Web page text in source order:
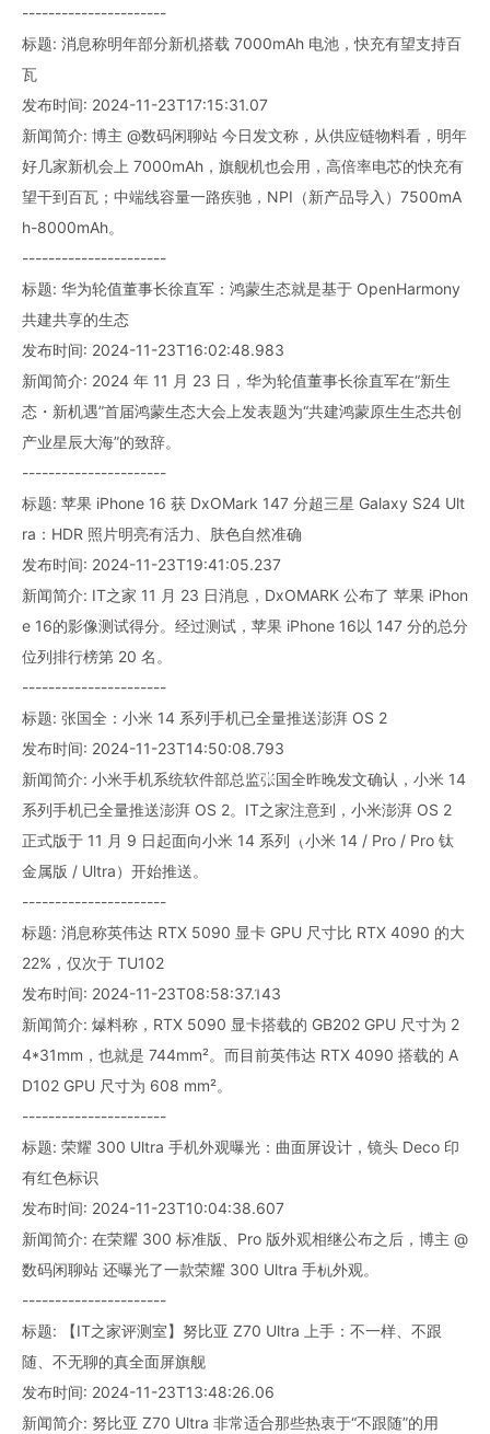
----------------------
标题: 消息称明年部分新机搭载 7000mAh 电池，快充有望支持百
瓦
发布时间: 2024-11-23T17:15:31.07
新闻简介: 博主 @数码闲聊站 今日发文称，从供应链物料看，明年
好几家新机会上 7000mAh，旗舰机也会用，高倍率电芯的快充有
望干到百瓦；中端线容量一路疾驰，NPI（新产品导入）7500mA
h-8000mAh。
----------------------
标题: 华为轮值董事长徐直军：鸿蒙生态就是基于 OpenHarmony
共建共享的生态
发布时间: 2024-11-23T16:02:48.983
新闻简介: 2024 年 11 月 23 日，华为轮值董事长徐直军在“新生
态・新机遇”首届鸿蒙生态大会上发表题为“共建鸿蒙原生生态共创
产业星辰大海”的致辞。
----------------------
标题: 苹果 iPhone 16 获 DxOMark 147 分超三星 Galaxy S24 Ult
ra：HDR 照片明亮有活力、肤色自然准确
发布时间: 2024-11-23T19:41:05.237
新闻简介: IT之家 11 月 23 日消息，DxOMARK 公布了 苹果 iPhon
e 16的影像测试得分。经过测试，苹果 iPhone 16以 147 分的总分
位列排行榜第 20 名。
----------------------
标题: 张国全：小米 14 系列手机已全量推送澎湃 OS 2
发布时间: 2024-11-23T14:50:08.793
新闻简介: 小米手机系统软件部总监张国全昨晚发文确认，小米 14
系列手机已全量推送澎湃 OS 2。IT之家注意到，小米澎湃 OS 2
正式版于 11 月 9 日起面向小米 14 系列（小米 14 / Pro / Pro 钛
金属版 / Ultra）开始推送。
----------------------
标题: 消息称英伟达 RTX 5090 显卡 GPU 尺寸比 RTX 4090 的大
22%，仅次于 TU102
发布时间: 2024-11-23T08:58:37.143
新闻简介: 爆料称，RTX 5090 显卡搭载的 GB202 GPU 尺寸为 2
4*31mm，也就是 744mm²。而目前英伟达 RTX 4090 搭载的 A
D102 GPU 尺寸为 608 mm²。
----------------------
标题: 荣耀 300 Ultra 手机外观曝光：曲面屏设计，镜头 Deco 印
有红色标识
发布时间: 2024-11-23T10:04:38.607
新闻简介: 在荣耀 300 标准版、Pro 版外观相继公布之后，博主 @
数码闲聊站 还曝光了一款荣耀 300 Ultra 手机外观。
----------------------
标题: 【IT之家评测室】努比亚 Z70 Ultra 上手：不一样、不跟
随、不无聊的真全面屏旗舰
发布时间: 2024-11-23T13:48:26.06
新闻简介: 努比亚 Z70 Ultra 非常适合那些热衷于“不跟随”的用